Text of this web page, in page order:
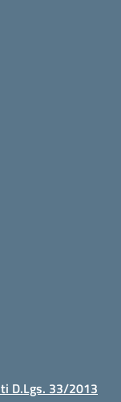
D.Lgs. 33/2013